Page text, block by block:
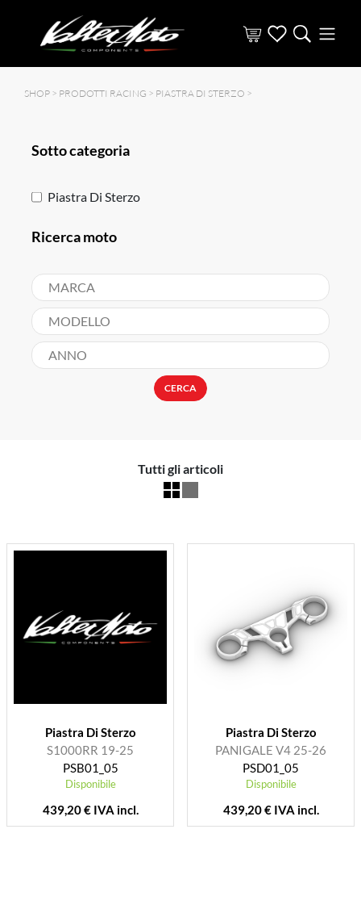
SHOP > PRODOTTI RACING > PIASTRA DI STERZO >
Sotto categoria
Piastra Di Sterzo
Ricerca moto
CERCA
Tutti gli articoli
Piastra Di Sterzo
S1000RR 19-25
PSB01_05
Disponibile
439,20 € IVA incl.
Piastra Di Sterzo
PANIGALE V4 25-26
PSD01_05
Disponibile
439,20 € IVA incl.